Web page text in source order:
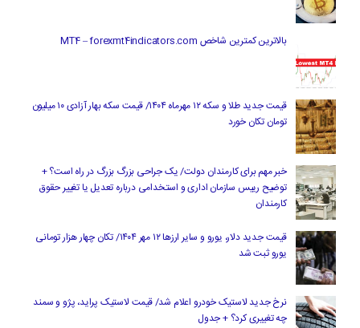
بالاترین کمترین شاخص MT4 – forexmt4indicators.com
قیمت جدید طلا و سکه ۱۲ مهرماه ۱۴۰۴/ قیمت سکه بهار آزادی ۱۰ میلیون
تومان تکان خورد
خبر مهم برای کارمندان دولت/ یک جراحی بزرگ بزرگ در راه است؟ +
توضیح رییس سازمان اداری و استخدامی درباره تعدیل یا تغییر حقوق
کارمندان
قیمت جدید دلار، یورو و سایر ارزها ۱۲ مهر ۱۴۰۴/ تکان چهار هزار تومانی
یورو ثبت شد
نرخ جدید لاستیک خودرو اعلام شد/ قیمت لاستیک پراید، پژو و سمند
چه تغییری کرد؟ + جدول